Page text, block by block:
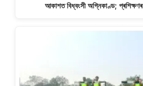
আকাশত বিধ্বংসী অগ্নিকাণ্ড; প্ৰশিক্ষণৰ